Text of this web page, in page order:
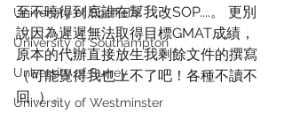
University of Sheffield
University of Southampton
University of Surrey
University of Westminster
至不曉得到底誰在幫我改SOP....。 更別
說因為遲遲無法取得目標GMAT成績，
原本的代辦直接放生我剩餘文件的撰寫
（可能覺得我也上不了吧！各種不讀不
回...）。